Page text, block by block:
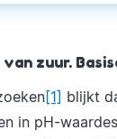
zuur.
[1] blijkt
in pH-